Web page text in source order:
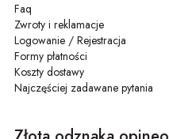
Faq
Zwroty i reklamacje
Logowanie / Rejestracja
Formy płatności
Koszty dostawy
Najczęściej zadawane pytania